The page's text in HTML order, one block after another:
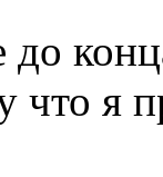
до
что я